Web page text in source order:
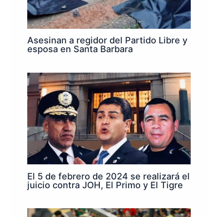
Asesinan a regidor del Partido Libre y
esposa en Santa Barbara
El 5 de febrero de 2024 se realizará el
juicio contra JOH, El Primo y El Tigre